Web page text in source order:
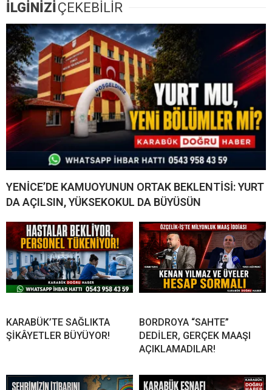
İLGİNİZİÇEKEBİLİR
YENİCE’DE KAMUOYUNUN ORTAK BEKLENTİSİ: YURT
DA AÇILSIN, YÜKSEKOKUL DA BÜYÜSÜN
KARABÜK’TE SAĞLIKTA
ŞİKÂYETLER BÜYÜYOR!
BORDROYA “SAHTE”
DEDİLER, GERÇEK MAAŞI
AÇIKLAMADILAR!